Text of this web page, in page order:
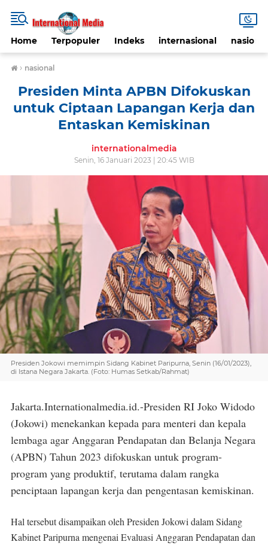
Home Terpopuler Indeks internasional nasional
› nasional
Presiden Minta APBN Difokuskan
untuk Ciptaan Lapangan Kerja dan
Entaskan Kemiskinan
internationalmedia
Senin, 16 Januari 2023 | 20:45 WIB
Presiden Jokowi memimpin Sidang Kabinet Paripurna, Senin (16/01/2023),
di Istana Negara Jakarta. (Foto: Humas Setkab/Rahmat)
Jakarta.Internationalmedia.id.-Presiden RI Joko Widodo
(Jokowi) menekankan kepada para menteri dan kepala
lembaga agar Anggaran Pendapatan dan Belanja Negara
(APBN) Tahun 2023 difokuskan untuk program-
program yang produktif, terutama dalam rangka
penciptaan lapangan kerja dan pengentasan kemiskinan.
Hal tersebut disampaikan oleh Presiden Jokowi dalam Sidang
Kabinet Paripurna mengenai Evaluasi Anggaran Pendapatan dan